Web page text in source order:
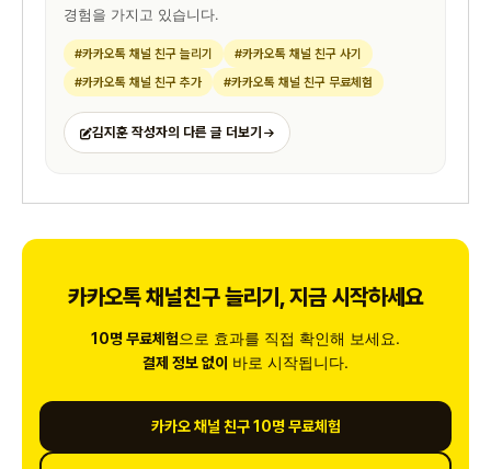
경험을 가지고 있습니다.
#카카오톡 채널 친구 늘리기
#카카오톡 채널 친구 사기
#카카오톡 채널 친구 추가
#카카오톡 채널 친구 무료체험
김지훈 작성자의 다른 글 더보기
카카오톡 채널친구 늘리기, 지금 시작하세요
10명 무료체험으로 효과를 직접 확인해 보세요.
결제 정보 없이 바로 시작됩니다.
카카오 채널 친구 10명 무료체험